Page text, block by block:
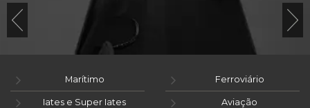
Marítimo
Iates e Super Iates
Ferroviário
Aviação